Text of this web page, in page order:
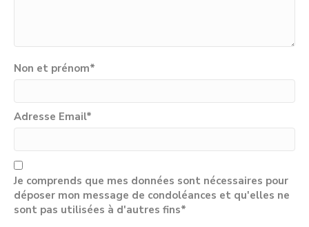
Non et prénom*
Adresse Email*
Je comprends que mes données sont nécessaires pour
déposer mon message de condoléances et qu'elles ne
sont pas utilisées à d'autres fins*